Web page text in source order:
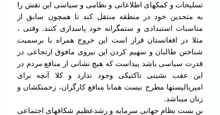
تسلیحات و کمکهای اطلاعاتی و نظامی و سیاسی این نقش را
به متحدین خود در منطقه منتقل کند تا همچون سابق از
مناسبات استبدادی و ستمگرانه خود پاسداری کنند. وقتی ،
مثلا در افغانستان قرار است این خروج همراه با برسمیت
شناختن طالبان و سهیم کردن این نیروی مافوق ارتجاعی در
قدرت سیاسی باشد پیداست که هیچ نشانی از منافع مردم در
این عقب نشینی تاکتیکی وجود ندارد و کلا آنچه برای
امپریالیستها مطرح نیست همانا منافع کارگران، زحمتکشان و
زنان میباشد.
بن بست نظام جهانی سرمایه و رشدعظیم شکافهای اجتماعی